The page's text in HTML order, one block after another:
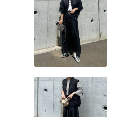
半袖か長袖かは季節により
ますが、暑がりさんや熱気
あふれるライブなら半袖Tシ
ャツでOK。このとき温度調
節できるよう、脱ぎ着しや
すい羽織モノを忘れず持参
しましょう。